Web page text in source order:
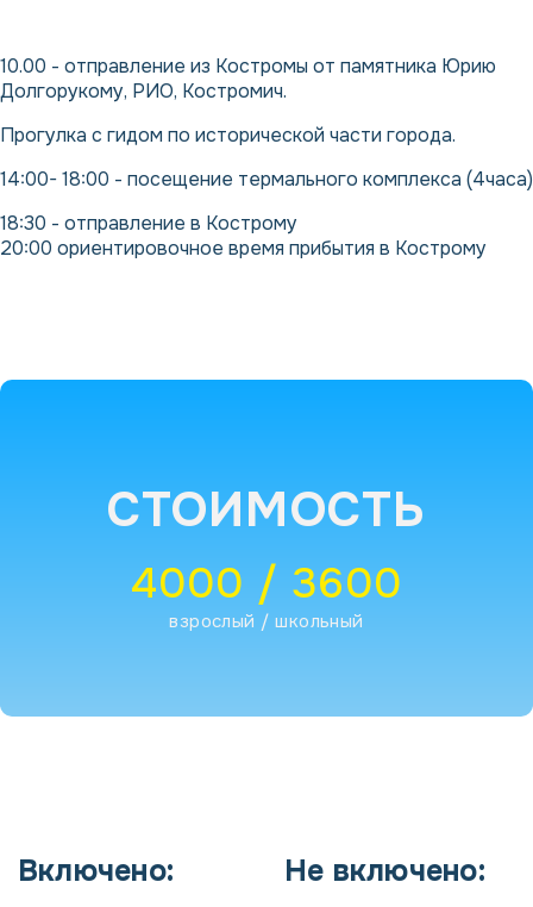
10.00 - отправление из Костромы от памятника Юрию
Долгорукому, РИО, Костромич.
Прогулка с гидом по исторической части города.
14:00- 18:00 - посещение термального комплекса (4часа)
18:30 - отправление в Кострому
20:00 ориентировочное время прибытия в Кострому
СТОИМОСТЬ
4000 / 3600
взрослый / школьный
Включено: Не включено: